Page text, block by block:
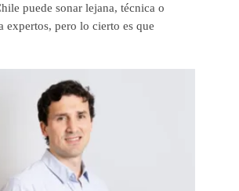
puede sonar lejana, técnica o
expertos, pero lo cierto es que